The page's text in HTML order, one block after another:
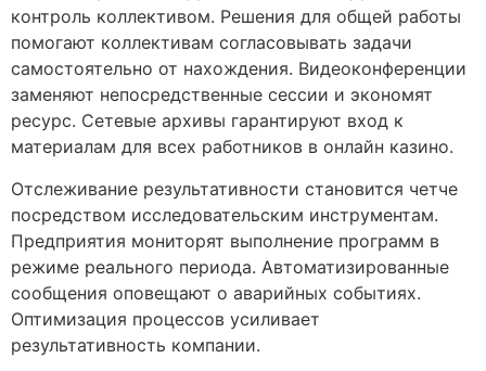
контроль коллективом. Решения для общей работы
помогают коллективам согласовывать задачи
самостоятельно от нахождения. Видеоконференции
заменяют непосредственные сессии и экономят
ресурс. Сетевые архивы гарантируют вход к
материалам для всех работников в онлайн казино.
Отслеживание результативности становится четче
посредством исследовательским инструментам.
Предприятия мониторят выполнение программ в
режиме реального периода. Автоматизированные
сообщения оповещают о аварийных событиях.
Оптимизация процессов усиливает
результативность компании.